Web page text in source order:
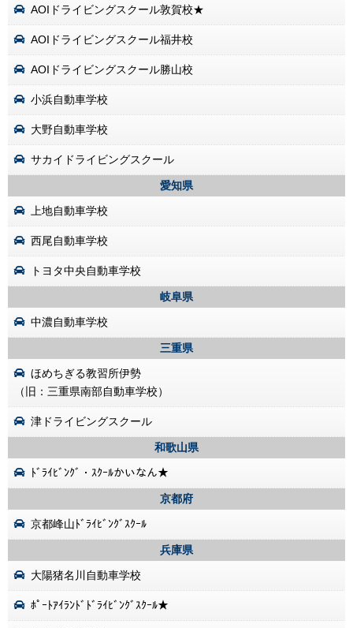
AOIドライビングスクール敦賀校★
AOIドライビングスクール福井校
AOIドライビングスクール勝山校
小浜自動車学校
大野自動車学校
サカイドライビングスクール
愛知県
上地自動車学校
西尾自動車学校
トヨタ中央自動車学校
岐阜県
中濃自動車学校
三重県
ほめちぎる教習所伊勢
（旧：三重県南部自動車学校）
津ドライビングスクール
和歌山県
ﾄﾞﾗｲﾋﾞﾝｸﾞ・ｽｸｰﾙかいなん★
京都府
京都峰山ﾄﾞﾗｲﾋﾞﾝｸﾞｽｸｰﾙ
兵庫県
大陽猪名川自動車学校
ﾎﾟｰﾄｱｲﾗﾝﾄﾞﾄﾞﾗｲﾋﾞﾝｸﾞｽｸｰﾙ★